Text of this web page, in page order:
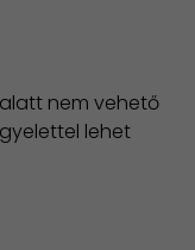
alatt nem vehető
lehet